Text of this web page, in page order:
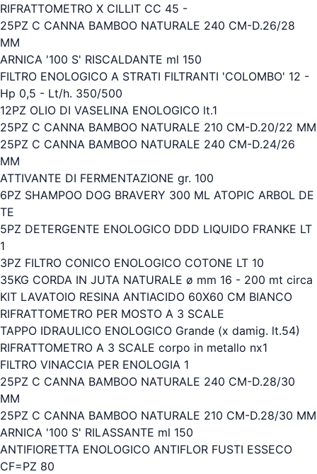
RIFRATTOMETRO X CILLIT CC 45 -
25PZ C CANNA BAMBOO NATURALE 240 CM-D.26/28
MM
ARNICA '100 S' RISCALDANTE ml 150
FILTRO ENOLOGICO A STRATI FILTRANTI 'COLOMBO' 12 -
Hp 0,5 - Lt/h. 350/500
12PZ OLIO DI VASELINA ENOLOGICO lt.1
25PZ C CANNA BAMBOO NATURALE 210 CM-D.20/22 MM
25PZ C CANNA BAMBOO NATURALE 240 CM-D.24/26
MM
ATTIVANTE DI FERMENTAZIONE gr. 100
6PZ SHAMPOO DOG BRAVERY 300 ML ATOPIC ARBOL DE
TE
5PZ DETERGENTE ENOLOGICO DDD LIQUIDO FRANKE LT
1
3PZ FILTRO CONICO ENOLOGICO COTONE LT 10
35KG CORDA IN JUTA NATURALE ø mm 16 - 200 mt circa
KIT LAVATOIO RESINA ANTIACIDO 60X60 CM BIANCO
RIFRATTOMETRO PER MOSTO A 3 SCALE
TAPPO IDRAULICO ENOLOGICO Grande (x damig. lt.54)
RIFRATTOMETRO A 3 SCALE corpo in metallo nx1
FILTRO VINACCIA PER ENOLOGIA 1
25PZ C CANNA BAMBOO NATURALE 240 CM-D.28/30
MM
25PZ C CANNA BAMBOO NATURALE 210 CM-D.28/30 MM
ARNICA '100 S' RILASSANTE ml 150
ANTIFIORETTA ENOLOGICO ANTIFLOR FUSTI ESSECO
CF=PZ 80